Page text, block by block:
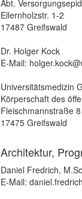
Abt.
Ellernholzstr. 1-2
17487 Greifswald
Dr. Holger Kock
E-Mail:
Universitätsmedizin
Körperschaft des
Fleischmannstraße 8
17475 Greifswald
Architektur,
Daniel Fredrich,
E-Mail: